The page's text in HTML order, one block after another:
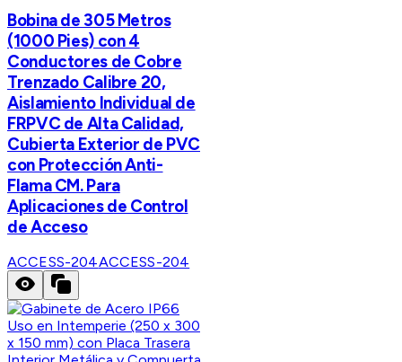
Bobina de 305 Metros
(1000 Pies) con 4
Conductores de Cobre
Trenzado Calibre 20,
Aislamiento Individual de
FRPVC de Alta Calidad,
Cubierta Exterior de PVC
con Protección Anti-
Flama CM. Para
Aplicaciones de Control
de Acceso
ACCESS-204ACCESS-204